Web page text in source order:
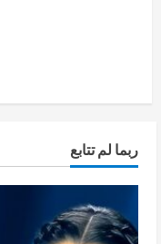
ربما لم تتابع